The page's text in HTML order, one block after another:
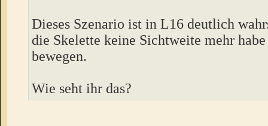
Dieses Szenario ist in L16 deutlich
die Skelette keine Sichtweite mehr
bewegen.
Wie seht ihr das?